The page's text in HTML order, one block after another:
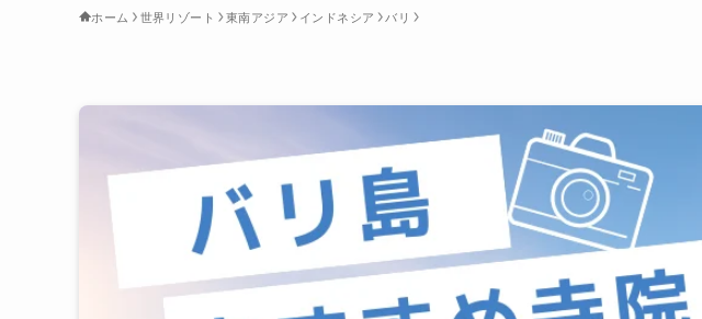
ホーム 世界リゾート 東南アジア インドネシア バリ